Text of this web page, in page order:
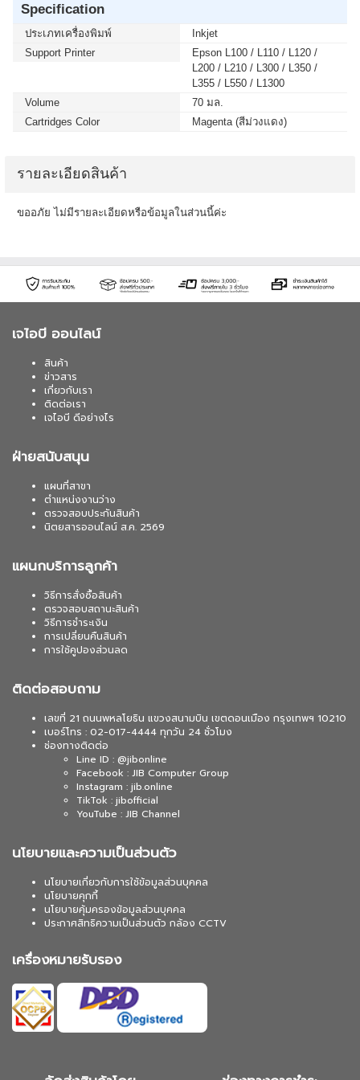
Specification
ประเภทเครื่องพิมพ์
Inkjet
Support Printer
Epson L100 / L110 / L120 /
L200 / L210 / L300 / L350 /
L355 / L550 / L1300
Volume
70 มล.
Cartridges Color
Magenta (สีม่วงแดง)
รายละเอียดสินค้า
ขออภัย ไม่มีรายละเอียดหรือข้อมูลในส่วนนี้ค่ะ
เจไอบี ออนไลน์
สินค้า
ข่าวสาร
เกี่ยวกับเรา
ติดต่อเรา
เจไอบี ดีอย่างไร
ฝ่ายสนับสนุน
แผนที่สาขา
ตำแหน่งงานว่าง
ตรวจสอบประกันสินค้า
นิตยสารออนไลน์ ส.ค. 2569
แผนกบริการลูกค้า
วิธีการสั่งซื้อสินค้า
ตรวจสอบสถานะสินค้า
วิธีการชำระเงิน
การเปลี่ยนคืนสินค้า
การใช้คูปองส่วนลด
ติดต่อสอบถาม
เลขที่ 21 ถนนพหลโยธิน แขวงสนามบิน เขตดอนเมือง กรุงเทพฯ 10210
เบอร์โทร : 02-017-4444 ทุกวัน 24 ชั่วโมง
ช่องทางติดต่อ
Line ID : @jibonline
Facebook : JIB Computer Group
Instagram : jib.online
TikTok : jibofficial
YouTube : JIB Channel
นโยบายและความเป็นส่วนตัว
นโยบายเกี่ยวกับการใช้ข้อมูลส่วนบุคคล
นโยบายคุกกี้
นโยบายคุ้มครองข้อมูลส่วนบุคคล
ประกาศสิทธิความเป็นส่วนตัว กล้อง CCTV
เครื่องหมายรับรอง